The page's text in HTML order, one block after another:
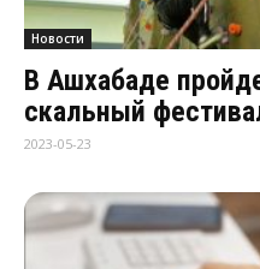
Новости
В Ашхабаде
скальный
2023-05-23